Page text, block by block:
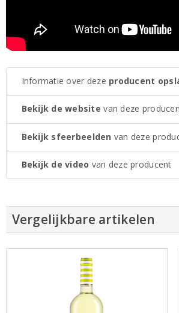
Informatie over deze producent
Bekijk de website van deze
Bekijk sfeerbeelden van deze
Bekijk de video van deze producent
Vergelijkbare artikelen